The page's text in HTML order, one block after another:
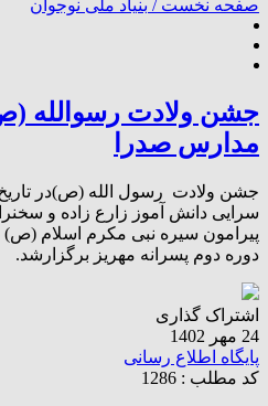
صفحه نخست / بنیاد ملی نوجوان
جشن ولادت رسوالله
مدارس صدرا
جشن ولادت رسول الله (ص)در تاریخ
سرایی دانش آموز زارع زاده و
پیرامون سیره نبی مکرم اسلام
دوره دوم پسرانه مهریز برگزارشد.
اشتراک گذاری
24 مهر 1402
پایگاه اطلاع رسانی
کد مطلب : 1286